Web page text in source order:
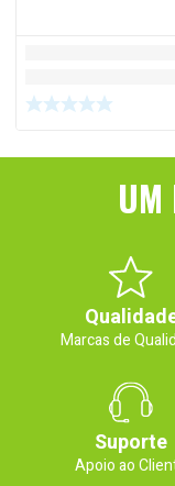
UM
Marcas de
Suporte
Apoio ao